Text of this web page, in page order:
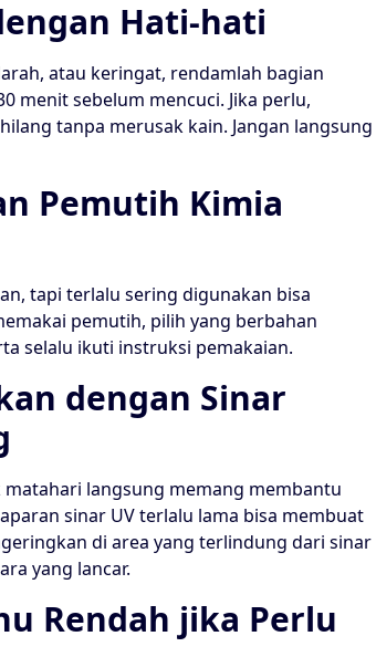
Hati-hati
atau keringat, rendamlah bagian
menit sebelum mencuci. Jika perlu,
tanpa merusak kain. Jangan langsung
Pemutih Kimia
tapi terlalu sering digunakan bisa
pemutih, pilih yang berbahan
selalu ikuti instruksi pemakaian.
dengan Sinar
langsung memang membantu
sinar UV terlalu lama bisa membuat
di area yang terlindung dari sinar
yang lancar.
Rendah jika Perlu